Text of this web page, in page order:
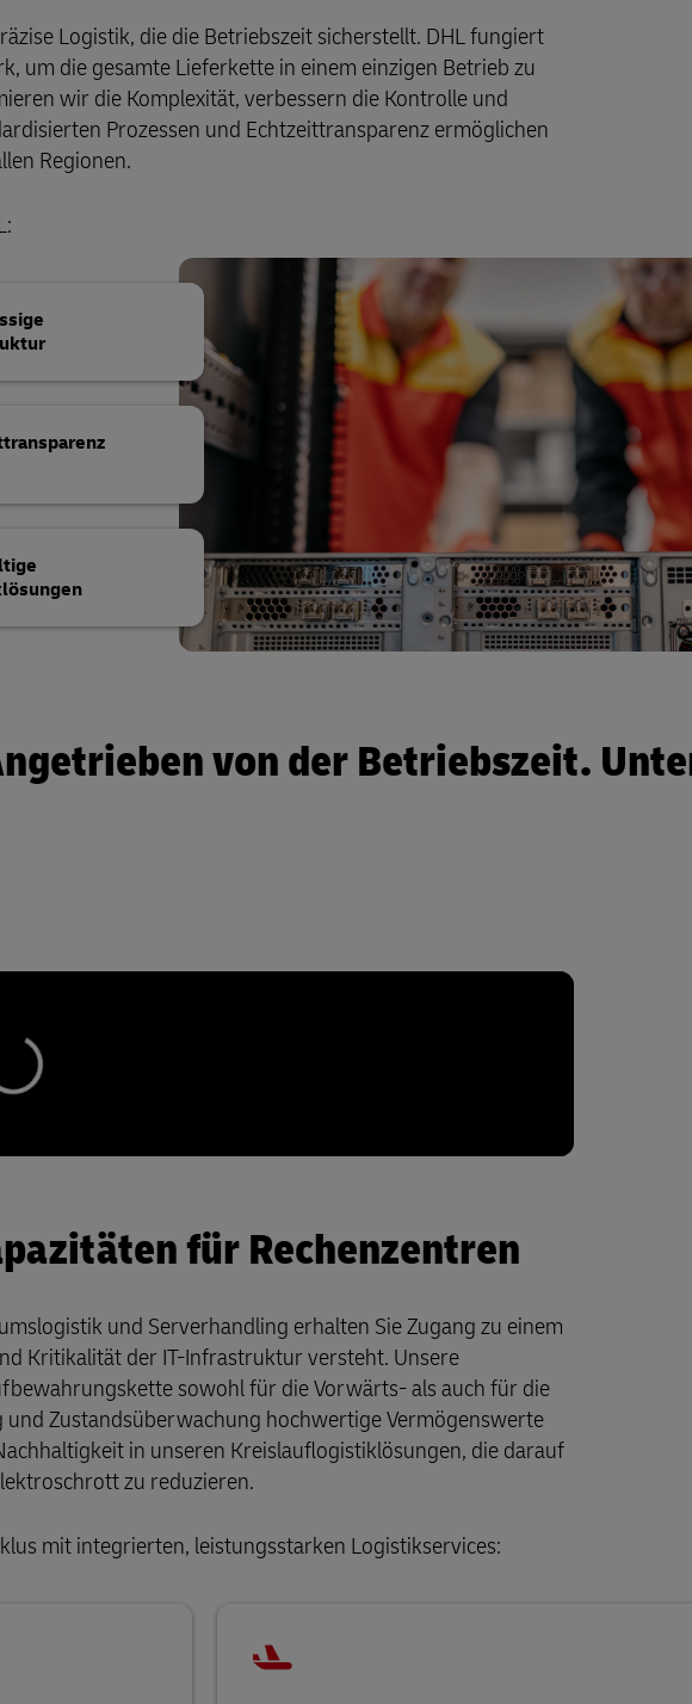
Logistik, die die Betriebszeit sicherstellt. DHL fungiert
um die gesamte Lieferkette in einem einzigen Betrieb zu
wir die Komplexität, verbessern die Kontrolle und
Prozessen und Echtzeittransparenz ermöglichen
Regionen.
von der Betriebszeit.
für Rechenzentren
und Serverhandling erhalten Sie Zugang zu einem
Kritikalität der IT-Infrastruktur versteht. Unsere
sowohl für die Vorwärts- als auch für die
Zustandsüberwachung hochwertige Vermögenswerte
in unseren Kreislauflogistiklösungen, die darauf
zu reduzieren.
mit integrierten, leistungsstarken Logistikservices: